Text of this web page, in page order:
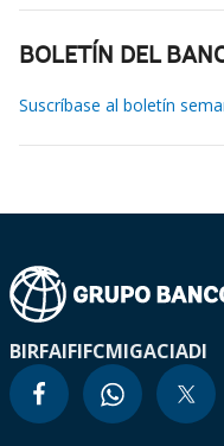
BOLETÍN DEL
Suscríbase al boletín
BIRFAIFIFCMIGACIADI